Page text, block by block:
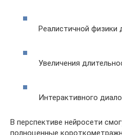
Реалистичной физики
Увеличения
Интерактивного
В перспективе нейросети
полноценные